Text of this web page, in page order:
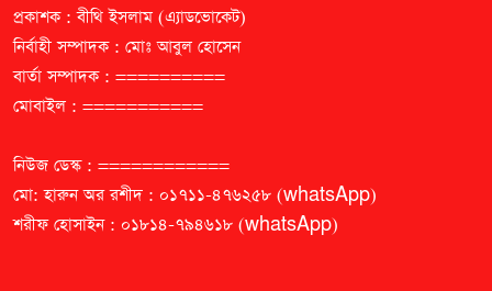
প্রকাশক : বীথি ইসলাম (এ্যাডভোকেট)
নির্বাহী সম্পাদক : মোঃ আবুল হোসেন
বার্তা সম্পাদক : ==========
মোবাইল : ===========
নিউজ ডেস্ক : ============
মো: হারুন অর রশীদ : ০১৭১১-৪৭৬২৫৮ (whatsApp)
শরীফ হোসাইন : ০১৮১৪-৭৯৪৬১৮ (whatsApp)